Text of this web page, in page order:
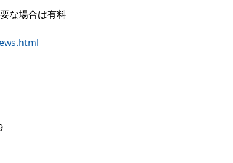
場合は有料